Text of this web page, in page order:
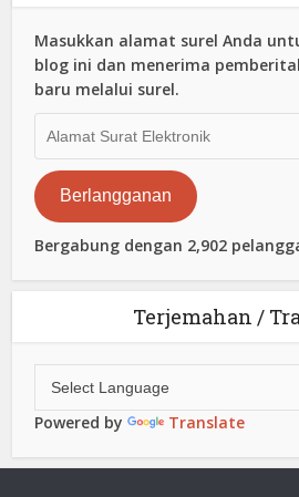
Masukkan alamat surel Anda
blog ini dan menerima
baru melalui surel.
Surat
Elektronik
Berlangganan
Bergabung dengan 2,902
Terjemahan /
Powered by Translate